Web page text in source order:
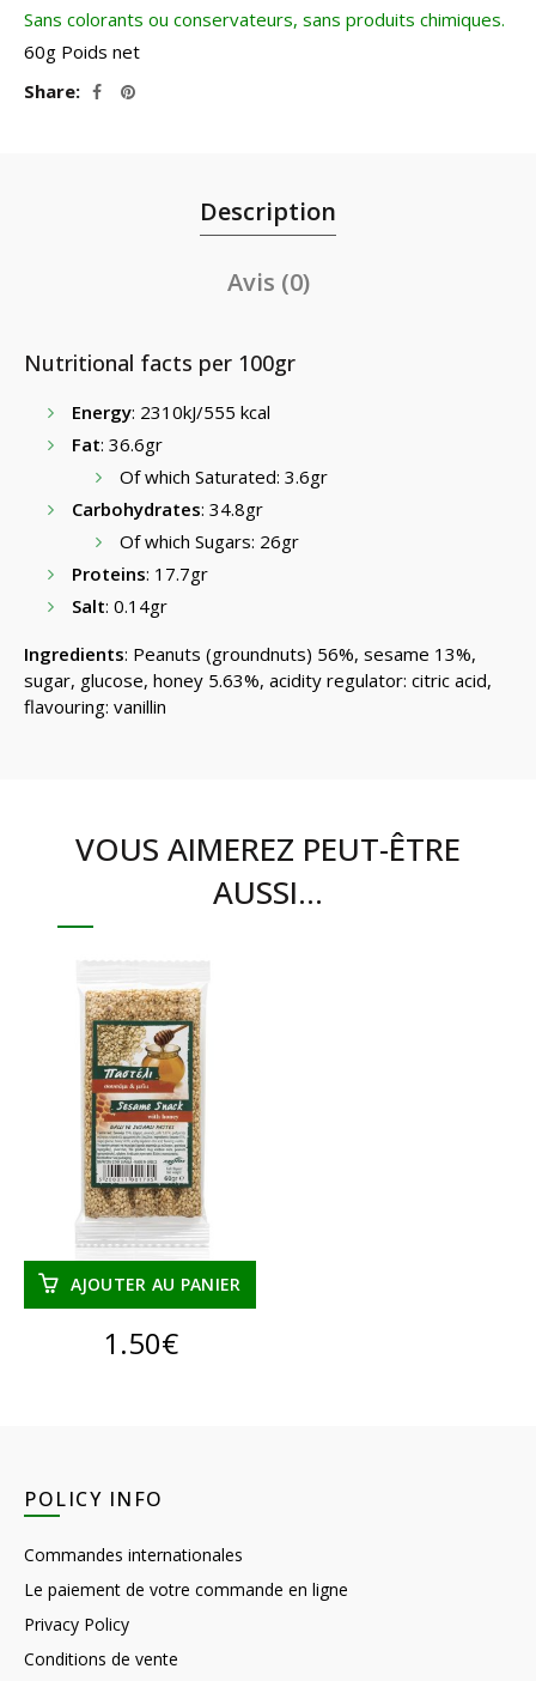
Sans colorants ou conservateurs, sans produits chimiques.
60g Poids net
Share
Description
Avis (0)
Nutritional facts per 100gr
Energy: 2310kJ/555 kcal
Fat: 36.6gr
Of which Saturated: 3.6gr
Carbohydrates: 34.8gr
Of which Sugars: 26gr
Proteins: 17.7gr
Salt: 0.14gr
Ingredients: Peanuts (groundnuts) 56%, sesame 13%,
sugar, glucose, honey 5.63%, acidity regulator: citric acid,
flavouring: vanillin
VOUS AIMEREZ PEUT-ÊTRE
AUSSI…
AJOUTER AU PANIER
1.50€
POLICY INFO
Commandes internationales
Le paiement de votre commande en ligne
Privacy Policy
Conditions de vente